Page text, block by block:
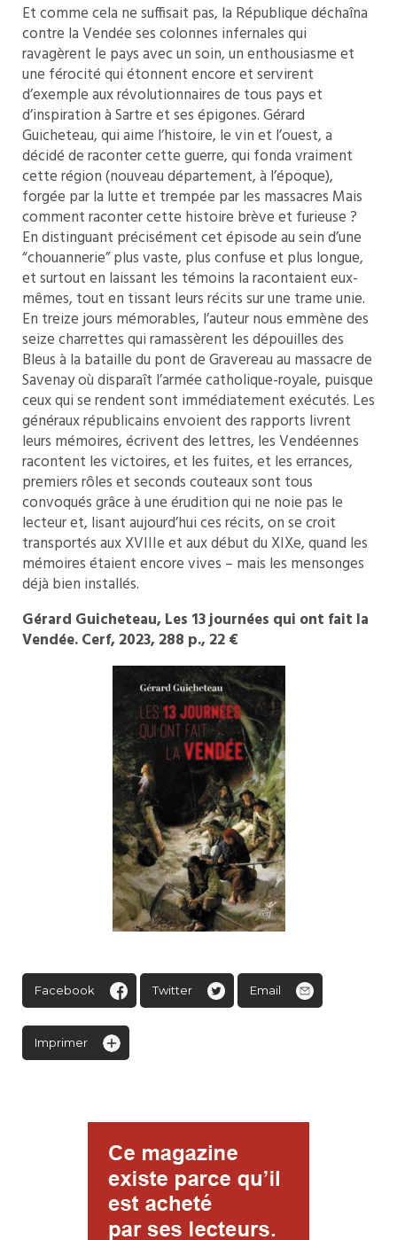
Et comme cela ne suffisait pas, la République déchaîna
contre la Vendée ses colonnes infernales qui
ravagèrent le pays avec un soin, un enthousiasme et
une férocité qui étonnent encore et servirent
d’exemple aux révolutionnaires de tous pays et
d’inspiration à Sartre et ses épigones. Gérard
Guicheteau, qui aime l’histoire, le vin et l’ouest, a
décidé de raconter cette guerre, qui fonda vraiment
cette région (nouveau département, à l’époque),
forgée par la lutte et trempée par les massacres Mais
comment raconter cette histoire brève et furieuse ?
En distinguant précisément cet épisode au sein d’une
“chouannerie” plus vaste, plus confuse et plus longue,
et surtout en laissant les témoins la racontaient eux-
mêmes, tout en tissant leurs récits sur une trame unie.
En treize jours mémorables, l’auteur nous emmène des
seize charrettes qui ramassèrent les dépouilles des
Bleus à la bataille du pont de Gravereau au massacre de
Savenay où disparaît l’armée catholique-royale, puisque
ceux qui se rendent sont immédiatement exécutés. Les
généraux républicains envoient des rapports livrent
leurs mémoires, écrivent des lettres, les Vendéennes
racontent les victoires, et les fuites, et les errances,
premiers rôles et seconds couteaux sont tous
convoqués grâce à une érudition qui ne noie pas le
lecteur et, lisant aujourd’hui ces récits, on se croit
transportés aux XVIIIe et aux début du XIXe, quand les
mémoires étaient encore vives – mais les mensonges
déjà bien installés.
Gérard Guicheteau, Les 13 journées qui ont fait la
Vendée. Cerf, 2023, 288 p., 22 €
Facebook Twitter Email
Imprimer